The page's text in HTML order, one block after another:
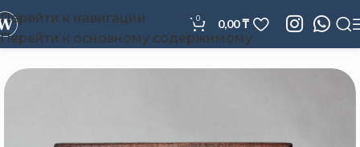
Перейти к навигации
Перейти к основному содержимому
0 0,00₸